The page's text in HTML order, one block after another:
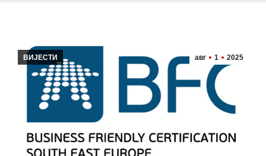
авг 1 2025
ВИЈЕСТИ